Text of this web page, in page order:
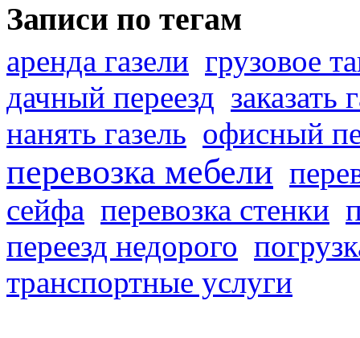
Записи по тегам
аренда газели грузовое
дачный переезд заказать
нанять газель офисный
перевозка мебели
сейфа перевозка стенки
переезд недорого
транспортные услуги